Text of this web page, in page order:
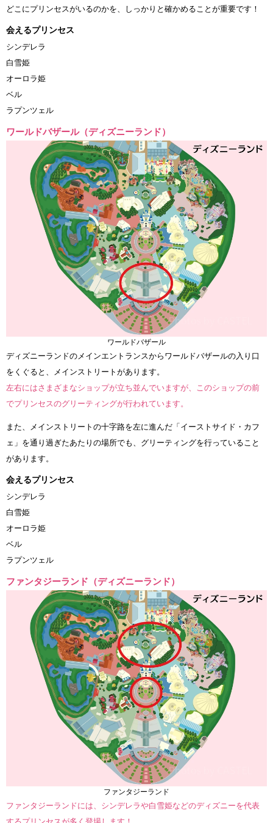
どこにプリンセスがいるのかを、しっかりと確かめることが重要です！
会えるプリンセス
シンデレラ
白雪姫
オーロラ姫
ベル
ラプンツェル
ワールドバザール（ディズニーランド）
ワールドバザール
ディズニーランドのメインエントランスからワールドバザールの入り口
をくぐると、メインストリートがあります。
左右にはさまざまなショップが立ち並んでいますが、このショップの前
でプリンセスのグリーティングが行われています。
また、メインストリートの十字路を左に進んだ「イーストサイド・カフ
ェ」を通り過ぎたあたりの場所でも、グリーティングを行っていること
があります。
会えるプリンセス
シンデレラ
白雪姫
オーロラ姫
ベル
ラプンツェル
ファンタジーランド（ディズニーランド）
ファンタジーランド
ファンタジーランドには、シンデレラや白雪姫などのディズニーを代表